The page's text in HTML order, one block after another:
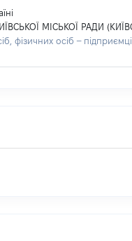
МІСЬКОЇ РАДИ
фізичних осіб –